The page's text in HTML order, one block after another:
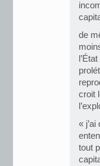
de
croit
«
tout